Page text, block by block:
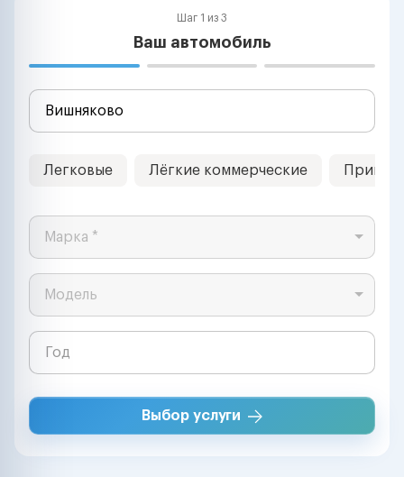
Шаг 1 из 3
Ваш автомобиль
Легковые Лёгкие коммерческие
Марка *
Модель
Выбор услуги